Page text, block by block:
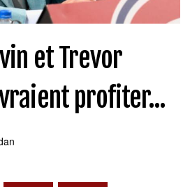
et Trevor
profiter...